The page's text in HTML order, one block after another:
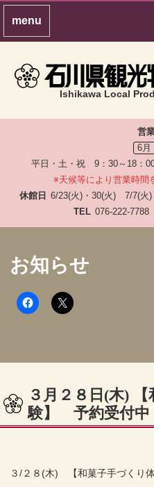
Ishikawa Local
営
6月
平日・土・祝 9：30～
※天候等により営業時間
休館日 6/23(火)・30(火) 7/7(火)
TEL 076-222-7788
お知らせ
３月２８日(木)
験】 予約受付中
３/２８(木) 【和菓子手づくり体